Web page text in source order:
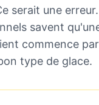
serait une
savent
commence
type de glace.